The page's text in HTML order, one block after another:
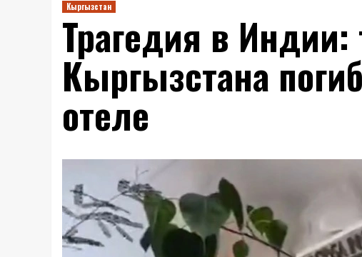
Кыргызстан
Трагедия в Индии:
Кыргызстана
отеле